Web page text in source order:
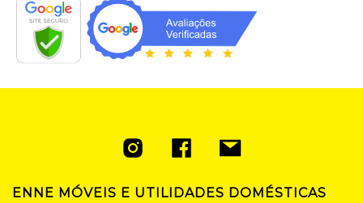
ENNE MÓVEIS E UTILIDADES DOMÉSTICAS